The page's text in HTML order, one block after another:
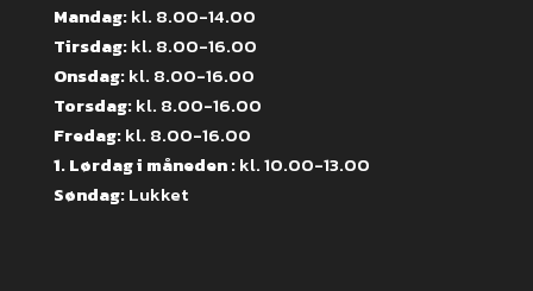
Mandag:kl. 8.00-14.00
Tirsdag:kl. 8.00-16.00
Onsdag:kl. 8.00-16.00
Torsdag:kl. 8.00-16.00
Fredag:kl. 8.00-16.00
1. Lørdag i måneden :kl. 10.00-13.00
Søndag:Lukket